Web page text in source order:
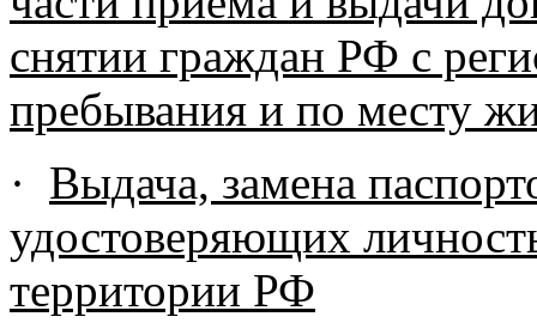
снятии граждан РФ с
пребывания и по месту
· Выдача, замена
удостоверяющих
территории РФ